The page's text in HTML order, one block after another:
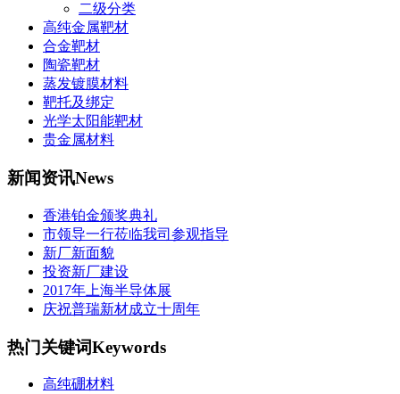
二级分类
高纯金属靶材
合金靶材
陶瓷靶材
蒸发镀膜材料
靶托及绑定
光学太阳能靶材
贵金属材料
新闻资讯News
香港铂金颁奖典礼
市领导一行莅临我司参观指导
新厂新面貌
投资新厂建设
2017年上海半导体展
庆祝普瑞新材成立十周年
热门关键词Keywords
高纯硼材料